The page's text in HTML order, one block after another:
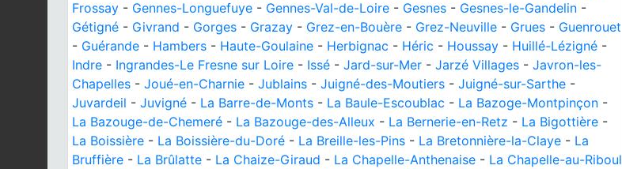
Frossay - Gennes-Longuefuye - Gennes-Val-de-Loire - Gesnes - Gesnes-le-Gandelin -
Gétigné - Givrand - Gorges - Grazay - Grez-en-Bouère - Grez-Neuville - Grues - Guenrouet
- Guérande - Hambers - Haute-Goulaine - Herbignac - Héric - Houssay - Huillé-Lézigné -
Indre - Ingrandes-Le Fresne sur Loire - Issé - Jard-sur-Mer - Jarzé Villages - Javron-les-
Chapelles - Joué-en-Charnie - Jublains - Juigné-des-Moutiers - Juigné-sur-Sarthe -
Juvardeil - Juvigné - La Barre-de-Monts - La Baule-Escoublac - La Bazoge-Montpinçon -
La Bazouge-de-Chemeré - La Bazouge-des-Alleux - La Bernerie-en-Retz - La Bigottière -
La Boissière - La Boissière-du-Doré - La Breille-les-Pins - La Bretonnière-la-Claye - La
Bruffière - La Brûlatte - La Chaize-Giraud - La Chapelle-Anthenaise - La Chapelle-au-Riboul